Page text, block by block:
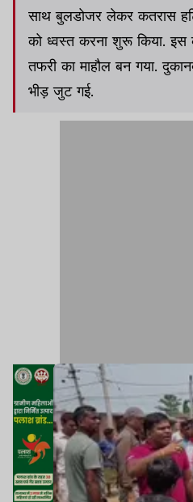
साथ बुलडोजर लेकर कतरास
को ध्वस्त करना शुरू किया. इस
तफरी का माहौल बन गया.
भीड़ जुट गई.